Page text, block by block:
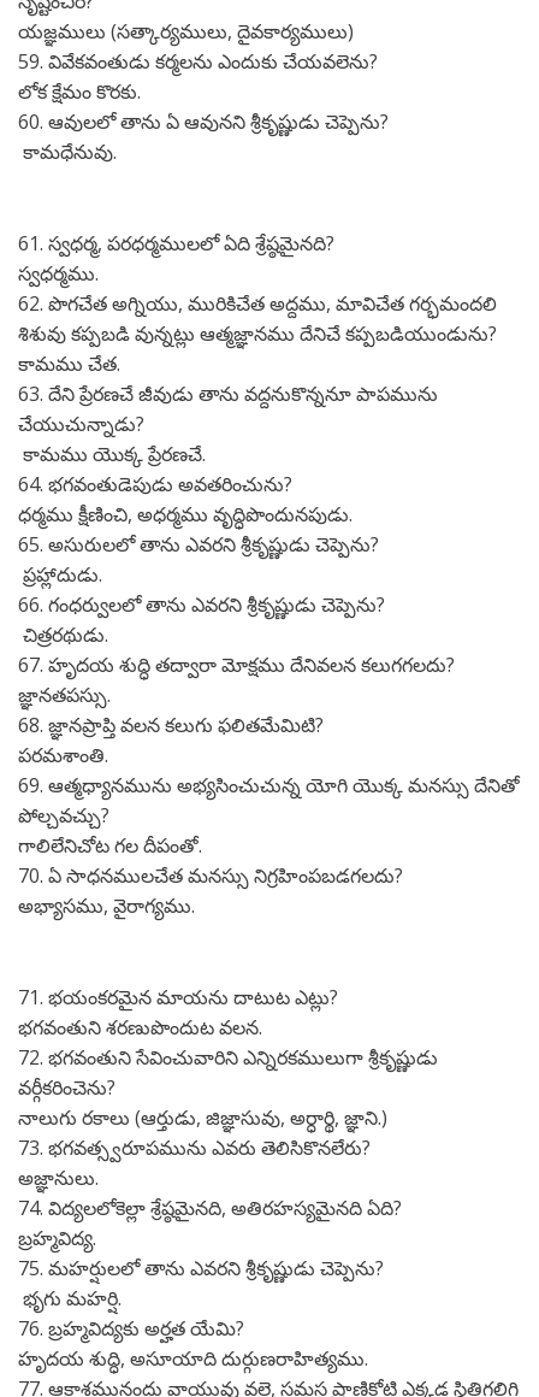
యజ్ఞములు (సత్కార్యములు, దైవకార్యములు)
59. వివేకవంతుడు కర్మలను ఎందుకు చేయవలెను?
లోక క్షేమం కొరకు.
60. ఆవులలో తాను ఏ ఆవునని శ్రీకృష్ణుడు చెప్పెను?
కామధేనువు.
61. స్వధర్మ, పరధర్మములలో ఏది శ్రేష్ఠమైనది?
స్వధర్మము.
62. పొగచేత అగ్నియు, మురికిచేత అద్దము, మావిచేత గర్భమందలి
శిశువు కప్పబడి వున్నట్లు ఆత్మజ్ఞానము దేనిచే కప్పబడియుండును?
కామము చేత.
63. దేని ప్రేరణచే జీవుడు తాను వద్దనుకొన్ననూ పాపమును
చేయుచున్నాడు?
కామము యొక్క ప్రేరణచే.
64. భగవంతుడెపుడు అవతరించును?
ధర్మము క్షీణించి, అధర్మము వృద్ధిపొందునపుడు.
65. అసురులలో తాను ఎవరని శ్రీకృష్ణుడు చెప్పెను?
ప్రహ్లాదుడు.
66. గంధర్వులలో తాను ఎవరని శ్రీకృష్ణుడు చెప్పెను?
చిత్రరథుడు.
67. హృదయ శుద్ధి తద్వారా మోక్షము దేనివలన కలుగగలదు?
జ్ఞానతపస్సు.
68. జ్ఞానప్రాప్తి వలన కలుగు ఫలితమేమిటి?
పరమశాంతి.
69. ఆత్మధ్యానమును అభ్యసించుచున్న యోగి యొక్క మనస్సు దేనితో
పోల్చవచ్చు?
గాలిలేనిచోట గల దీపంతో.
70. ఏ సాధనములచేత మనస్సు నిగ్రహింపబడగలదు?
అభ్యాసము, వైరాగ్యము.
71. భయంకరమైన మాయను దాటుట ఎట్లు?
భగవంతుని శరణుపొందుట వలన.
72. భగవంతుని సేవించువారిని ఎన్నిరకములుగా శ్రీకృష్ణుడు
వర్గీకరించెను?
నాలుగు రకాలు (ఆర్తుడు, జిజ్ఞాసువు, అర్ధార్థి, జ్ఞాని.)
73. భగవత్స్వరూపమును ఎవరు తెలిసికొనలేరు?
అజ్ఞానులు.
74. విద్యలలోకెల్లా శ్రేష్ఠమైనది, అతిరహస్యమైనది ఏది?
బ్రహ్మవిద్య.
75. మహర్షులలో తాను ఎవరని శ్రీకృష్ణుడు చెప్పెను?
భృగు మహర్షి.
76. బ్రహ్మవిద్యకు అర్హత యేమి?
హృదయ శుద్ధి, అసూయాది దుర్గుణరాహిత్యము.
77. ఆకాశమునందు వాయువు వలె, సమస్త ప్రాణికోటి ఎక్కడ స్థితిగలిగి